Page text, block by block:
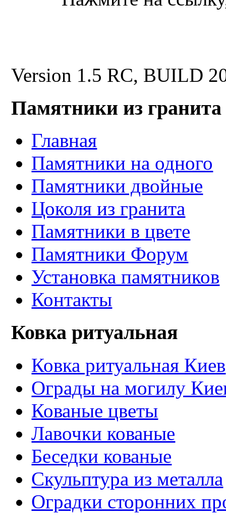
Version 1.5 RC, BUILD
Памятники из гранита
Главная
Памятники на одного
Памятники двойные
Цоколя из гранита
Памятники в цвете
Памятники Форум
Установка памятников
Контакты
Ковка ритуальная
Ковка ритуальная Киев
Ограды на могилу
Кованые цветы
Лавочки кованые
Беседки кованые
Скульптура из металла
Оградки сторонних